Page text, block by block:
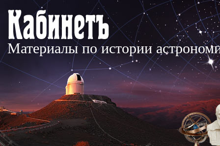
Материалы по истории